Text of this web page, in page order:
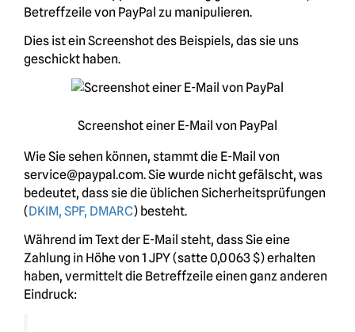
Betreffzeile von PayPal zu manipulieren.
Dies ist ein Screenshot des Beispiels, das sie uns
geschickt haben.
Screenshot einer E-Mail von PayPal
Wie Sie sehen können, stammt die E-Mail von
service@paypal.com. Sie wurde nicht gefälscht, was
bedeutet, dass sie die üblichen Sicherheitsprüfungen
(DKIM, SPF, DMARC) besteht.
Während im Text der E-Mail steht, dass Sie eine
Zahlung in Höhe von 1 JPY (satte 0,0063 $) erhalten
haben, vermittelt die Betreffzeile einen ganz anderen
Eindruck: